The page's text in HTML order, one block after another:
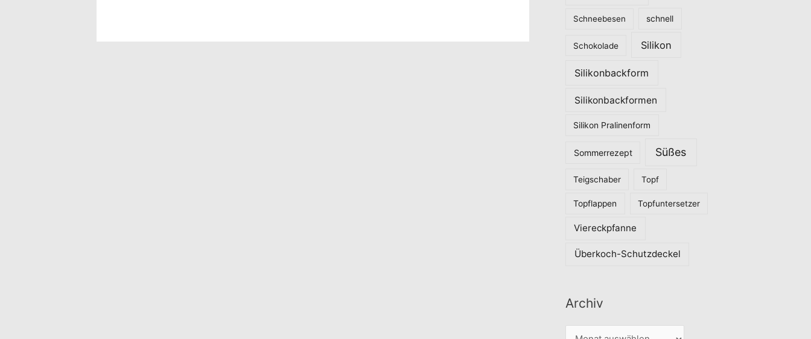
Schneebesen schnell
Schokolade Silikon
Silikonbackform
Silikonbackformen
Silikon Pralinenform
Sommerrezept Süßes
Teigschaber Topf
Topflappen Topfuntersetzer
Viereckpfanne
Überkoch-Schutzdeckel
Archiv